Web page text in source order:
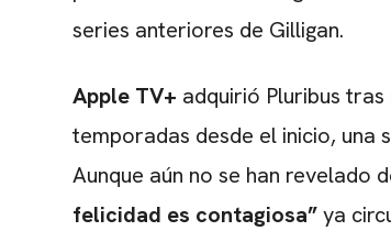
series anteriores de Gilligan.
Apple TV+ adquirió Pluribus
temporadas desde el inicio, una
Aunque aún no se han
felicidad es contagiosa”ya